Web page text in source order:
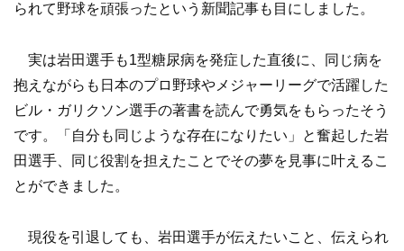
られて野球を頑張ったという新聞記事も目にしました。
実は岩田選手も1型糖尿病を発症した直後に、同じ病を
抱えながらも日本のプロ野球やメジャーリーグで活躍した
ビル・ガリクソン選手の著書を読んで勇気をもらったそう
です。「自分も同じような存在になりたい」と奮起した岩
田選手、同じ役割を担えたことでその夢を見事に叶えるこ
とができました。
現役を引退しても、岩田選手が伝えたいこと、伝えられ